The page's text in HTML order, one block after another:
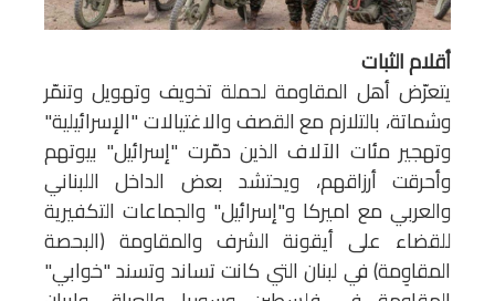
أقلام الثبات
يتعرّض أهل المقاومة لحملة تخويف وتهويل وتنمّر
وشماتة، بالتلازم مع القصف والاغتيالات "الإسرائيلية"
وتهجير مئات الآلاف الذين دمّرت "إسرائيل" بيوتهم
وأحرقت أرزاقهم، ويحتشد بعض الداخل اللبناني
والعربي مع اميركا و"إسرائيل" والجماعات التكفيرية
للقضاء على أيقونة الشرف والمقاومة (البحصة
المقاوِمة) في لبنان التي كانت تساند وتسند "خوابي"